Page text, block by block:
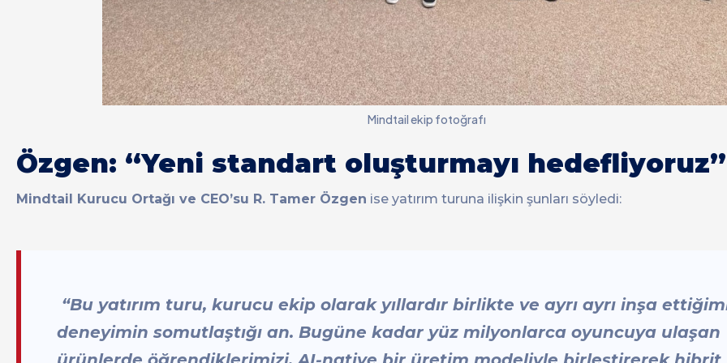
Mindtail ekip fotoğrafı
Özgen: “Yeni standart oluşturmayı hedefliyoruz”
Mindtail Kurucu Ortağı ve CEO’su R. Tamer Özgen ise yatırım turuna ilişkin şunları söyledi:
“Bu yatırım turu, kurucu ekip olarak yıllardır birlikte ve ayrı ayrı inşa
deneyimin somutlaştığı an. Bugüne kadar yüz milyonlarca oyuncuya ulaşan